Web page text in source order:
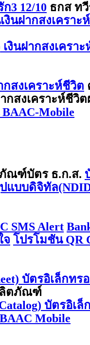
3 12/10 ธกส ท
งินฝากสงเคราะ
งินฝากสงเคราะ
สงเคราะห์ชีวิต
สงเคราะห์ชีวิ
Mobile
ณฑ์บัตร ธ.ก.ส.
แบบดิจิทัล
SMS Alert
จ โปรโมชัน QR
บัตรอิเล็กทร
ลิตภัณฑ์
บัตรอิเล็
Mobile